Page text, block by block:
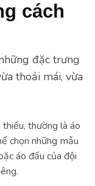
cách
đặc trưng
thoải mái, vừa
thường là áo
chọn những mẫu
áo đấu của đội